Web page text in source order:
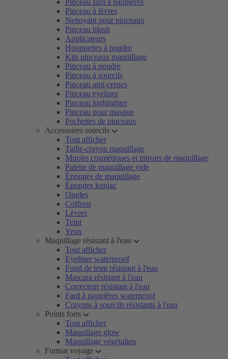
Pinceau fard à paupières
Pinceau à lèvres
Nettoyant pour pinceaux
Pinceau blush
Applicateurs
Houppettes à poudre
Kits pinceaux maquillage
Pinceau à poudre
Pinceau à sourcils
Pinceau anti-cernes
Pinceau eyeliner
Pinceau highlighter
Pinceau pour masque
Pochettes de pinceaux
Accessoires sourcils
Tout afficher
Taille-crayon maquillage
Miroirs cosmétiques et miroirs de maquillage
Palette de maquillage vide
Éponges de maquillage
Éponges konjac
Ongles
Coffrets
Lèvres
Teint
Yeux
Maquillage résistant à l'eau
Tout afficher
Eyeliner waterproof
Fond de teint résistant à l'eau
Mascara résistant à l'eau
Correcteur résistant à l'eau
Fard à paupières waterproof
Crayons à sourcils résistants à l'eau
Points forts
Tout afficher
Maquillage glow
Maquillage végétalien
Format voyage